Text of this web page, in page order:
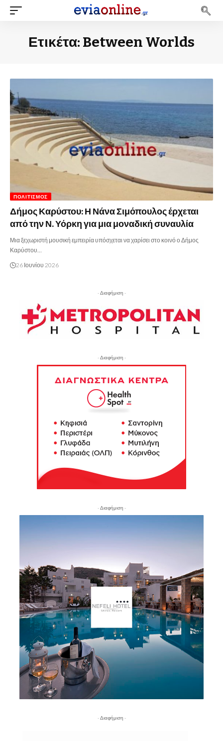
Ετικέτα: Between Worlds
ΠΟΛΙΤΙΣΜΌΣ
Δήμος Καρύστου: Η Νάνα Σιμόπουλος έρχεται
από την Ν. Υόρκη για μια μοναδική συναυλία
Μια ξεχωριστή μουσική εμπειρία υπόσχεται να χαρίσει στο κοινό ο Δήμος
Καρύστου…
26 Ιουνίου 2026
- Διαφήμιση -
- Διαφήμιση -
- Διαφήμιση -
- Διαφήμιση -